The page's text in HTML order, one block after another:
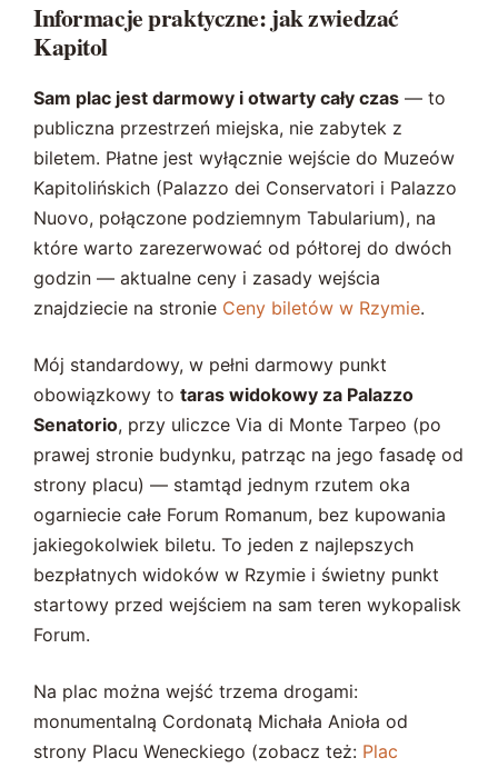
Informacje praktyczne: jak zwiedzać
Kapitol
Sam plac jest darmowy i otwarty cały czas — to
publiczna przestrzeń miejska, nie zabytek z
biletem. Płatne jest wyłącznie wejście do Muzeów
Kapitolińskich (Palazzo dei Conservatori i Palazzo
Nuovo, połączone podziemnym Tabularium), na
które warto zarezerwować od półtorej do dwóch
godzin — aktualne ceny i zasady wejścia
znajdziecie na stronie Ceny biletów w Rzymie.
Mój standardowy, w pełni darmowy punkt
obowiązkowy to taras widokowy za Palazzo
Senatorio, przy uliczce Via di Monte Tarpeo (po
prawej stronie budynku, patrząc na jego fasadę od
strony placu) — stamtąd jednym rzutem oka
ogarniecie całe Forum Romanum, bez kupowania
jakiegokolwiek biletu. To jeden z najlepszych
bezpłatnych widoków w Rzymie i świetny punkt
startowy przed wejściem na sam teren wykopalisk
Forum.
Na plac można wejść trzema drogami:
monumentalną Cordonatą Michała Anioła od
strony Placu Weneckiego (zobacz też: Plac